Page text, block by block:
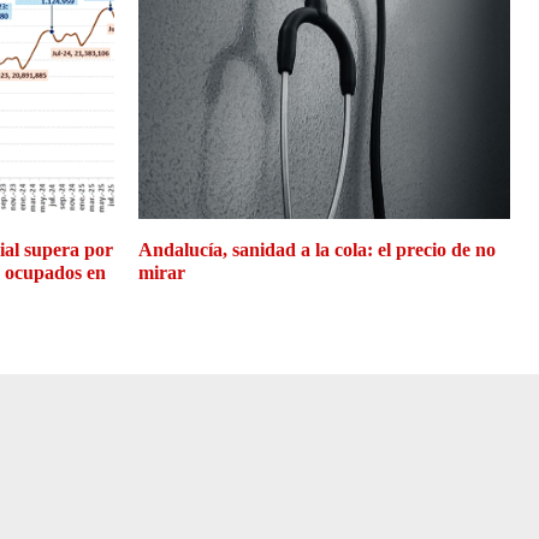
supera por
en
Andalucía, sanidad a la cola: el precio de no
mirar